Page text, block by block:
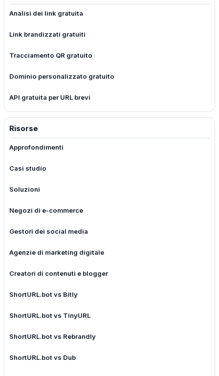
Analisi dei link gratuita
Link brandizzati gratuiti
Tracciamento QR gratuito
Dominio personalizzato gratuito
API gratuita per URL brevi
Risorse
Approfondimenti
Casi studio
Soluzioni
Negozi di e-commerce
Gestori dei social media
Agenzie di marketing digitale
Creatori di contenuti e blogger
ShortURL.bot vs Bitly
ShortURL.bot vs TinyURL
ShortURL.bot vs Rebrandly
ShortURL.bot vs Dub